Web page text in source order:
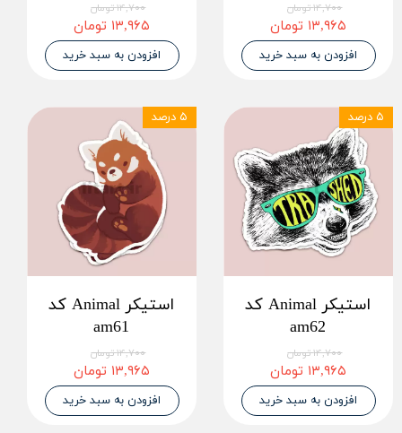
۱۴,۷۰۰ تومان
۱۳,۹۶۵ تومان
افزودن به سبد خرید
۱۴,۷۰۰ تومان
۱۳,۹۶۵ تومان
افزودن به سبد خرید
استیکر Animal کد
am62
۱۴,۷۰۰ تومان
۱۳,۹۶۵ تومان
افزودن به سبد خرید
۵ درصد
استیکر Animal کد
am61
۱۴,۷۰۰ تومان
۱۳,۹۶۵ تومان
افزودن به سبد خرید
۵ درصد